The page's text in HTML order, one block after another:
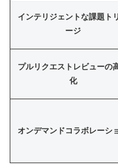
インテリジェントな課題ト
ージ
プルリクエストレビューの
化
オンデマンドコラボレーシ